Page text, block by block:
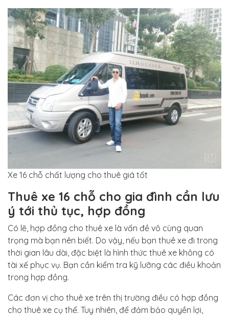
Xe 16 chỗ chất lượng cho thuê giá tốt
Thuê xe 16 chỗ cho gia đình cần lưu
ý tới thủ tục, hợp đồng
Có lẽ, hợp đồng cho thuê xe là vấn đề vô cùng quan
trọng mà bạn nên biết. Do vậy, nếu bạn thuê xe đi trong
thời gian lâu dài, đặc biệt là hình thức thuê xe không có
tài xế phục vụ. Bạn cần kiểm tra kỹ lưỡng các điều khoản
trong hợp đồng.
Các đơn vị cho thuê xe trên thị trường điều có hợp đồng
cho thuê xe cụ thể. Tuy nhiên, để đảm bảo quyền lợi,